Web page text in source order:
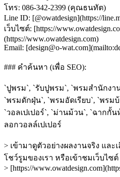
โทร: 086-342-2399 (คุณธนทัต)
Line ID: [@owatdesign](https://
เว็บไซต์: [https://
(https://www.owatdesign.com)
Email: [design@o-
### คำค้นหา (เพื่อ SEO):
`ปูพรม`, `รับปูพรม`, `พรมสำนักง
`พรมดักฝุ่น`, `พรมอัดเรียบ`, `พรม
`วอลเปเปอร์`, `ม่านม้วน`, `ฉากกั้
ลอกวอลล์เปเปอร์
> เข้ามาดูตัวอย่างผลงานจริง แล
โชว์รูมของเรา หรือเข้าชมเว็บไซต์
> [https://